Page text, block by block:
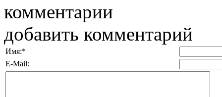
комментарии
добавить комментарий
Имя:*
E-Mail: